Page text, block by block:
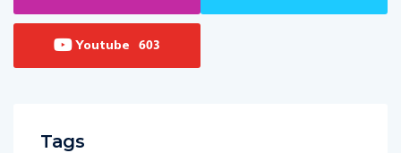
Youtube 603
Tags